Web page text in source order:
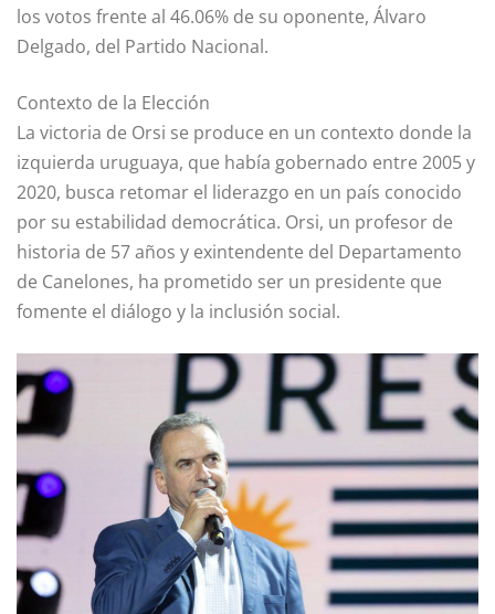
los votos frente al 46.06% de su oponente, Álvaro
Delgado, del Partido Nacional.
Contexto de la Elección
La victoria de Orsi se produce en un contexto donde la
izquierda uruguaya, que había gobernado entre 2005 y
2020, busca retomar el liderazgo en un país conocido
por su estabilidad democrática. Orsi, un profesor de
historia de 57 años y exintendente del Departamento
de Canelones, ha prometido ser un presidente que
fomente el diálogo y la inclusión social.